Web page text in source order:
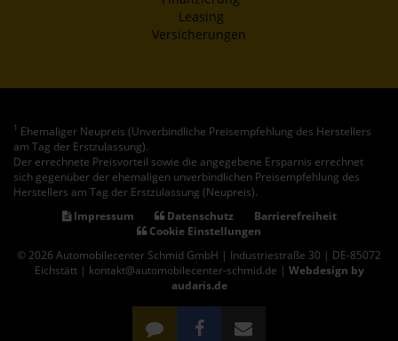
Leasing
Versicherungen
1 Ehemaliger Neupreis (Unverbindliche Preisempfehlung des Herstellers
am Tag der Erstzulassung).
Der errechnete Preisvorteil sowie die angegebene Ersparnis errechnet
sich gegenüber der ehemaligen unverbindlichen Preisempfehlung des
Herstellers am Tag der Erstzulassung (Neupreis).
Impressum
Datenschutz
Barrierefreiheit
Cookie Einstellungen
© 2026 Automobilecenter Schmid GmbH | Industriestraße 30 | DE-85072
Eichstätt | kontakt@automobilecenter-schmid.de | Webdesign by
audaris.de